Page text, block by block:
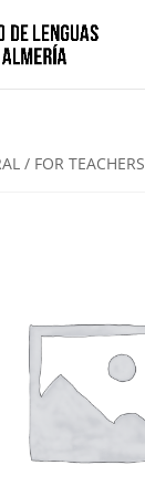
/ FOR TEACHERS